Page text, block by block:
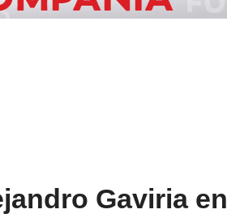
Gaviria en